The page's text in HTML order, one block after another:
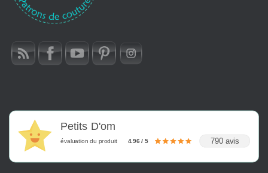
Petits D'om
évaluation du produit 4.96 / 5 790 avis